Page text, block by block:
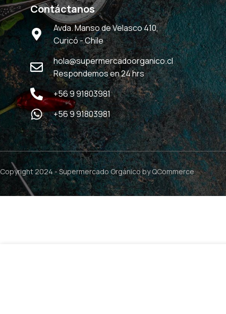
Contáctanos
Avda. Manso de Velasco 410,
Curicó - Chile
hola@supermercadoorganico.cl
Respondemos en 24 hrs
+56 9 91803981
+56 9 91803981
Copyright 2024 -Supermercado Orgánicoby QCommerce